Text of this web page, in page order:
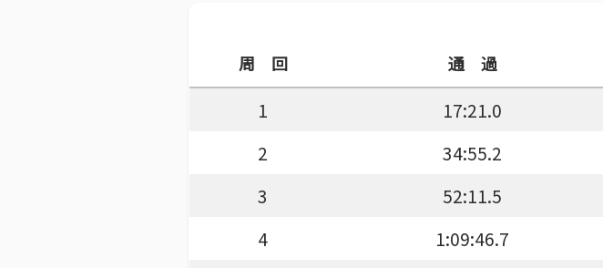
周 回 通 過
1 17:21.0
2
34:55.2
3
52:11.5
4
1:09:46.7